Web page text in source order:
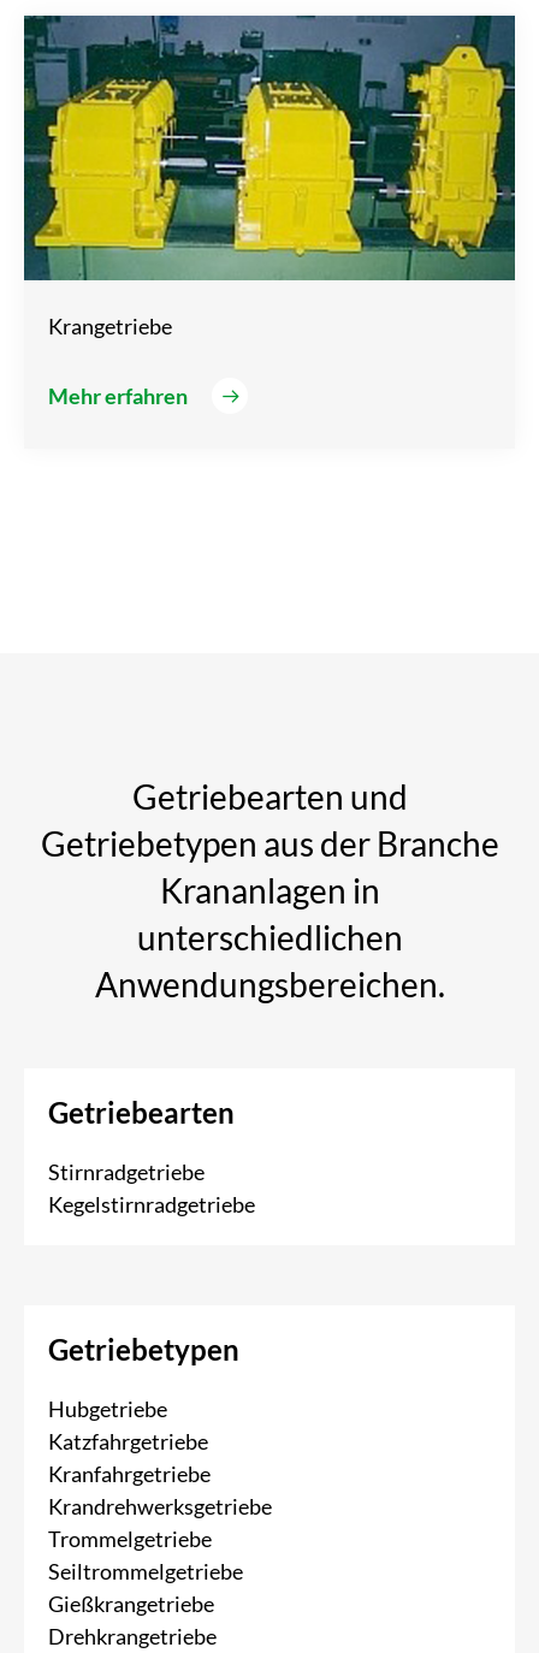
Krangetriebe
Mehr erfahren
Getriebearten und
Getriebetypen aus der Branche
Krananlagen in
unterschiedlichen
Anwendungsbereichen.
Getriebearten
Stirnradgetriebe
Kegelstirnradgetriebe
Getriebetypen
Hubgetriebe
Katzfahrgetriebe
Kranfahrgetriebe
Krandrehwerksgetriebe
Trommelgetriebe
Seiltrommelgetriebe
Gießkrangetriebe
Drehkrangetriebe